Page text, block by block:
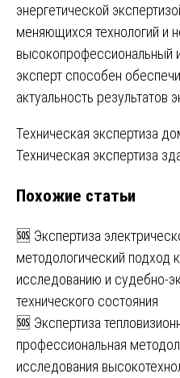
энергетической
меняющихся технологий и
высокопрофессиональный
эксперт способен
актуальность результатов
Навигация
записям
Техническая экспертиза
Техническая экспертиза
Похожие статьи
🆘 Экспертиза
методологический подход
исследованию и судебно-
технического состояния
🆘 Экспертиза
профессиональная
исследования